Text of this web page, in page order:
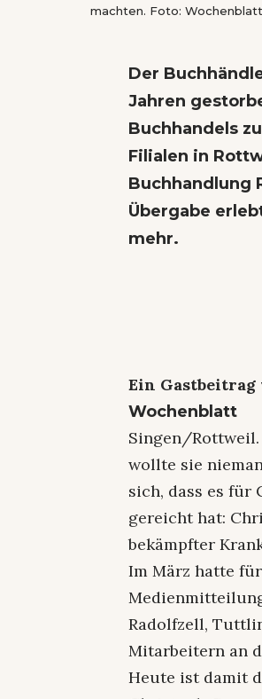
machten. Foto:
Der
Jahren
Buchhandels
Filialen in
Buchhandlung
Übergabe
mehr.
Ein
Wochenblatt
Singen/
wollte sie
sich, dass es für
gereicht hat:
bekämpfter
Im März hatte
Radolfzell,
Mitarbeitern an
Heute ist damit